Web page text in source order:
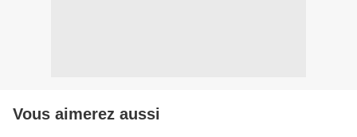
Vous aimerez aussi